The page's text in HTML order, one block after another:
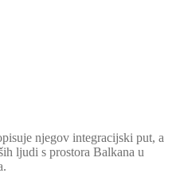
njegov integracijski put, a
ljudi s prostora Balkana u